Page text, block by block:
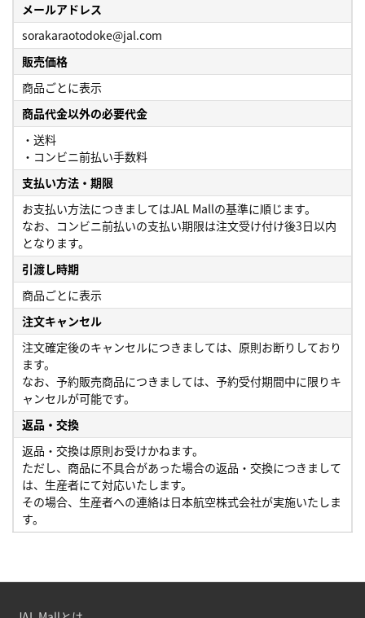
メールアドレス
sorakaraotodoke@jal.com
販売価格
商品ごとに表示
商品代金以外の必要代金
・送料
・コンビニ前払い手数料
支払い方法・期限
お支払い方法につきましてはJAL Mallの基準に順じます。
なお、コンビニ前払いの支払い期限は注文受け付け後3日以内
となります。
引渡し時期
商品ごとに表示
注文キャンセル
注文確定後のキャンセルにつきましては、原則お断りしており
ます。
なお、予約販売商品につきましては、予約受付期間中に限りキ
ャンセルが可能です。
返品・交換
返品・交換は原則お受けかねます。
ただし、商品に不具合があった場合の返品・交換につきまして
は、生産者にて対応いたします。
その場合、生産者への連絡は日本航空株式会社が実施いたしま
す。